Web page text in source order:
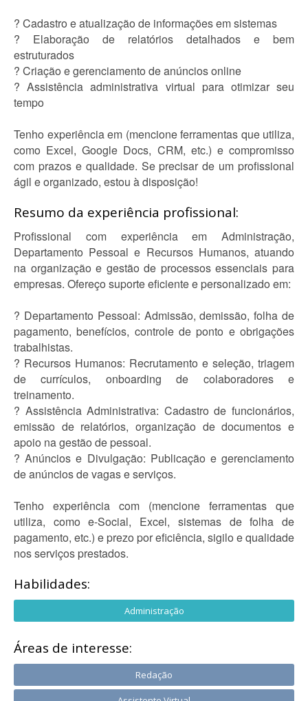
? Cadastro e atualização de informações em sistemas
? Elaboração de relatórios detalhados e bem
estruturados
? Criação e gerenciamento de anúncios online
? Assistência administrativa virtual para otimizar seu
tempo
Tenho experiência em (mencione ferramentas que utiliza,
como Excel, Google Docs, CRM, etc.) e compromisso
com prazos e qualidade. Se precisar de um profissional
ágil e organizado, estou à disposição!
Resumo da experiência profissional:
Profissional com experiência em Administração,
Departamento Pessoal e Recursos Humanos, atuando
na organização e gestão de processos essenciais para
empresas. Ofereço suporte eficiente e personalizado em:
? Departamento Pessoal: Admissão, demissão, folha de
pagamento, benefícios, controle de ponto e obrigações
trabalhistas.
? Recursos Humanos: Recrutamento e seleção, triagem
de currículos, onboarding de colaboradores e
treinamento.
? Assistência Administrativa: Cadastro de funcionários,
emissão de relatórios, organização de documentos e
apoio na gestão de pessoal.
? Anúncios e Divulgação: Publicação e gerenciamento
de anúncios de vagas e serviços.
Tenho experiência com (mencione ferramentas que
utiliza, como e-Social, Excel, sistemas de folha de
pagamento, etc.) e prezo por eficiência, sigilo e qualidade
nos serviços prestados.
Habilidades:
Administração
Áreas de interesse:
Redação